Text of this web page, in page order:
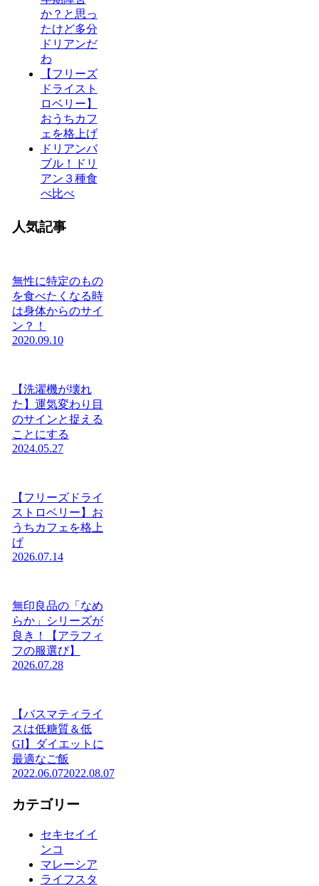
か？と思っ
たけど多分
ドリアンだ
わ
【フリーズ
ドライスト
ロベリー】
おうちカフ
ェを格上げ
ドリアンバ
ブル！ドリ
アン３種食
べ比べ
人気記事
無性に特定のもの
を食べたくなる時
は身体からのサイ
ン？！
2020.09.10
【洗濯機が壊れ
た】運気変わり目
のサインと捉える
ことにする
2024.05.27
【フリーズドライ
ストロベリー】お
うちカフェを格上
げ
2026.07.14
無印良品の「なめ
らか」シリーズが
良き！【アラフィ
フの服選び】
2026.07.28
【バスマティライ
スは低糖質＆低
GI】ダイエットに
最適なご飯
2022.06.072022.08.07
カテゴリー
セキセイイ
ンコ
マレーシア
ライフスタ